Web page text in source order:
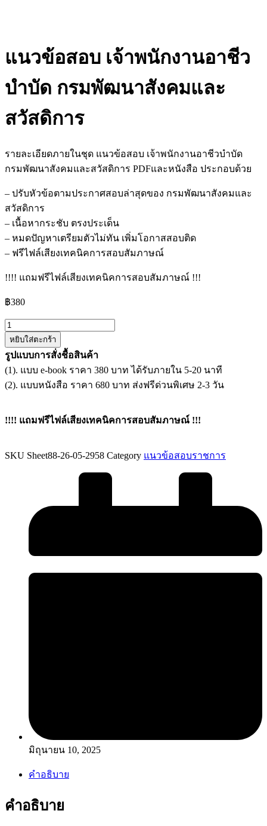
แนวข้อสอบ เจ้าพนักงานอาชีว
บำบัด กรมพัฒนาสังคมและ
สวัสดิการ
รายละเอียดภายในชุด แนวข้อสอบ เจ้าพนักงานอาชีวบำบัด
กรมพัฒนาสังคมและสวัสดิการ PDFและหนังสือ ประกอบด้วย
– ปรับหัวข้อตามประกาศสอบล่าสุดของ กรมพัฒนาสังคมและ
สวัสดิการ
– เนื้อหากระชับ ตรงประเด็น
– หมดปัญหาเตรียมตัวไม่ทัน เพิ่มโอกาสสอบติด
– ฟรีไฟล์เสียงเทคนิคการสอบสัมภาษณ์
!!!! แถมฟรีไฟล์เสียงเทคนิคการสอบสัมภาษณ์ !!!
฿380
จำนวน
แนว
ข้อสอบ
เจ้า
พนักงาน
บำบัด
สังคม
หยิบใส่ตะกร้า
รูปแบบการสั่งชื้อสินค้า
(1). แบบ e-book ราคา 380 บาท ได้รับภายใน 5-20 นาที
(2). แบบหนังสือ ราคา 680 บาท ส่งฟรีด่วนพิเศษ 2-3 วัน
!!!! แถมฟรีไฟล์เสียงเทคนิคการสอบสัมภาษณ์ !!!
SKU Sheet88-26-05-2958 Category แนวข้อสอบราชการ
มิถุนายน 10, 2025
คำอธิบาย
คำอธิบาย